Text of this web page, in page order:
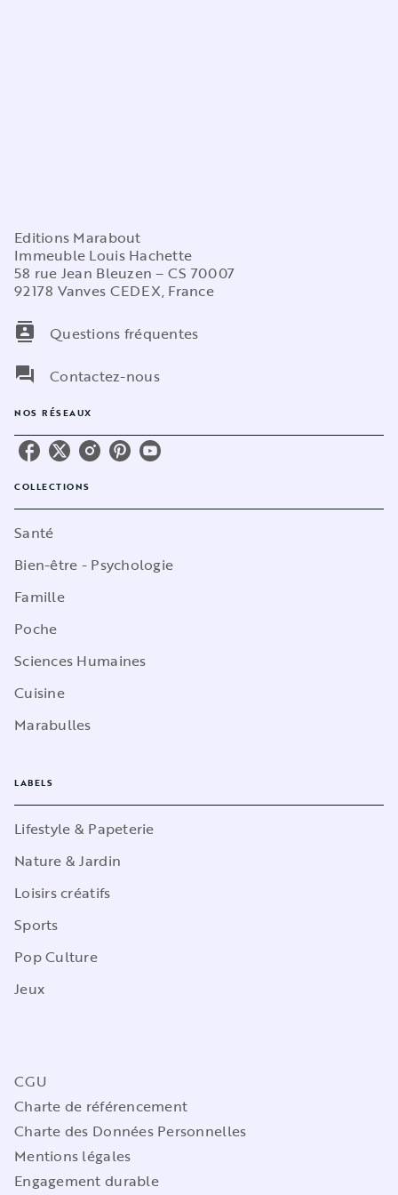
Editions Marabout
Immeuble Louis Hachette
58 rue Jean Bleuzen – CS 70007
92178 Vanves CEDEX, France
contacts
Questions fréquentes
question_answer
Contactez-nous
NOS RÉSEAUX
COLLECTIONS
Santé
Bien-être - Psychologie
Famille
Poche
Sciences Humaines
Cuisine
Marabulles
LABELS
Lifestyle & Papeterie
Nature & Jardin
Loisirs créatifs
Sports
Pop Culture
Jeux
CGU
Charte de référencement
Charte des Données Personnelles
Mentions légales
Engagement durable